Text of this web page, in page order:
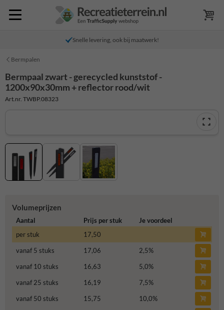
Snelle levering, ook bij maatwerk!
Bermpalen
Bermpaal zwart - gerecycled kunststof -
1200x90x30mm + reflector rood/wit
Art.nr. TWBP.08323
Volumeprijzen
Aantal Prijs per stuk
Je voordeel
per stuk
17,50
vanaf 5 stuks
17,06 2,5%
vanaf 10 stuks
16,63 5,0%
vanaf 25 stuks
16,19 7,5%
vanaf 50 stuks
15,75 10,0%